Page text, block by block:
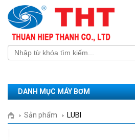
DANH MỤC MÁY BƠM
Sản phẩm LUBI